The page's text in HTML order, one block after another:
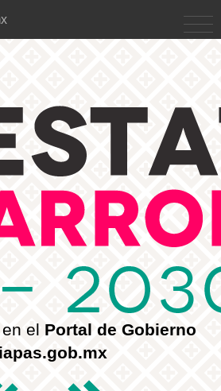
el Portal de Gobierno